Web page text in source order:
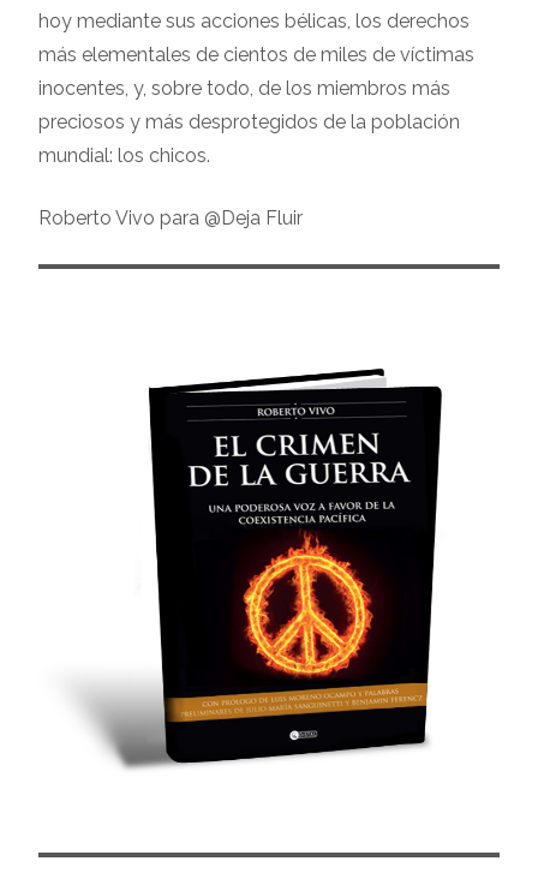
hoy mediante sus acciones bélicas, los derechos
más elementales de cientos de miles de víctimas
inocentes, y, sobre todo, de los miembros más
preciosos y más desprotegidos de la población
mundial: los chicos.
Roberto Vivo para @Deja Fluir